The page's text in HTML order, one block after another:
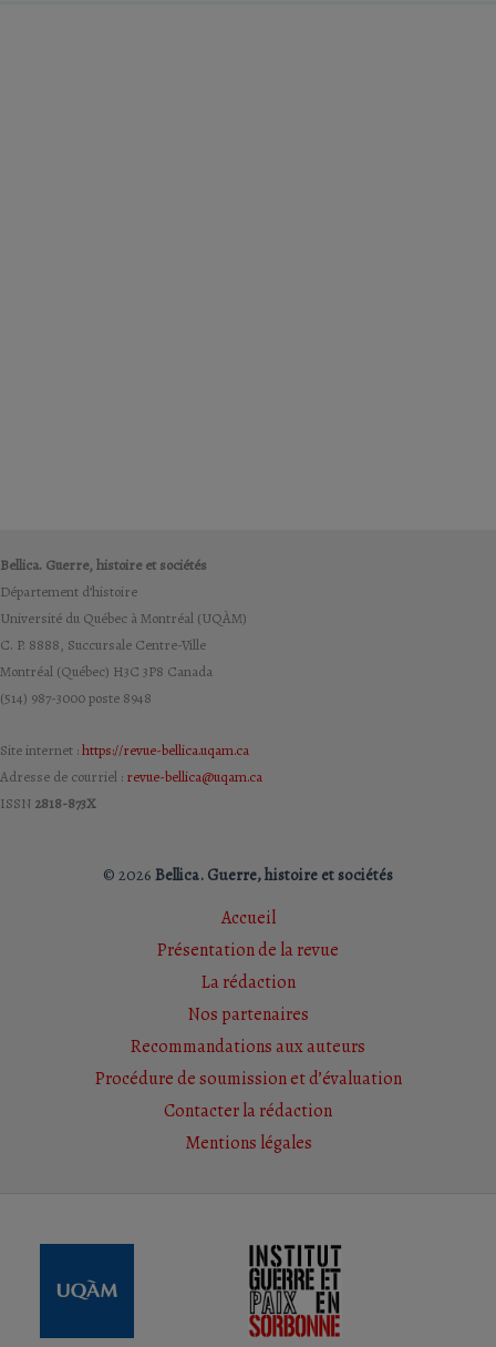
Bellica. Guerre, histoire et sociétés
Département d’histoire
Université du Québec à Montréal (UQÀM)
C. P. 8888, Succursale Centre-Ville
Montréal (Québec) H3C 3P8 Canada
(514) 987-3000 poste 8948
Site internet :https://revue-bellica.uqam.ca
Adresse de courriel : revue-bellica@uqam.ca
ISSN 2818-873X
© 2026 Bellica. Guerre, histoire et sociétés
Accueil
Présentation de la revue
La rédaction
Nos partenaires
Recommandations aux auteurs
Procédure de soumission et d’évaluation
Contacter la rédaction
Mentions légales